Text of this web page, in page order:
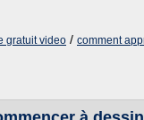
gratuit video / comment